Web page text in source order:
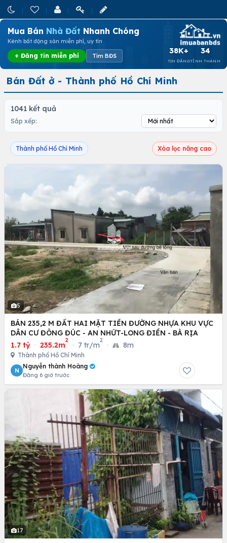
Mua Bán Nhà Đất Nhanh Chóng
Kênh bất động sản miễn phí, uy tín
+ Đăng tin miễn phí Tìm BĐS
38K+
TIN ĐĂNG
34
TỈNH THÀNH
Bán Đất ở - Thành phố Hồ Chí Minh
1041 kết quả
Sắp xếp:
Thành phố Hồ Chí Minh Xóa lọc nâng cao
5
BÁN 235,2 M ĐẤT HAI MẶT TIỀN ĐƯỜNG NHỰA KHU VỰC
DÂN CƯ ĐÔNG ĐÚC - AN NHỨT-LONG ĐIỀN - BÀ RỊA
1.7 tỷ · 235.2m
2
· 7 tr/m
2
· 8m
Thành phố Hồ Chí Minh
N
Nguyễn thành Hoàng
Đăng 6 giờ trước
17